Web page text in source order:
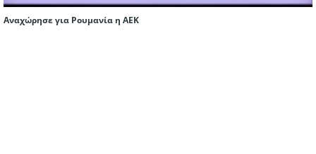
Αναχώρησε για Ρουμανία η ΑΕΚ